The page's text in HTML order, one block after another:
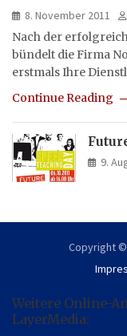
8. November 2011
Nach der
bündelt die Firma
erstmals Ihre
Continue Reading
9.
Copyright
Weitere Online-
LayerMedia: